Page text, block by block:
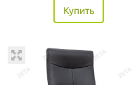
Купить